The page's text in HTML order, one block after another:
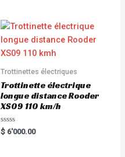
Trottinettes électriques
Trottinette électrique
longue distance Rooder
XS09 110 km/h
R
a
$ 6'000.00